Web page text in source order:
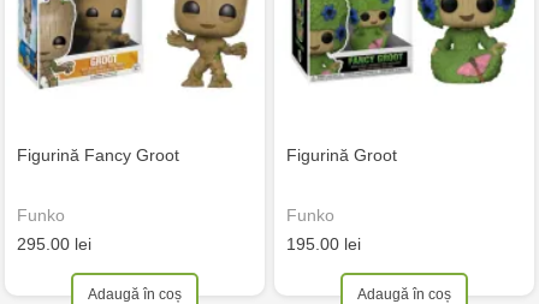
Figurină Fancy Groot
Funko
295.00 lei
Adaugă în coș
Figurină Groot
Funko
195.00 lei
Adaugă în coș